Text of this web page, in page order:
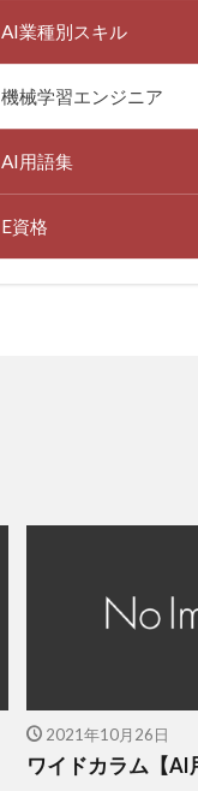
AI業種別スキル
機械学習エンジニア
AI用語集
E資格
2021年10月26日
ワイドカラム【AI